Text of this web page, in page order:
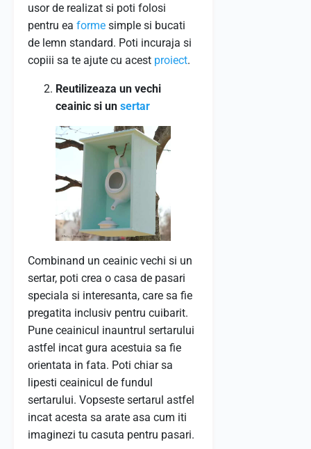
usor de realizat si poti folosi
pentru ea forme simple si bucati
de lemn standard. Poti incuraja si
copiii sa te ajute cu acest proiect.
Reutilizeaza un vechi
ceainic si un sertar
Combinand un ceainic vechi si un
sertar, poti crea o casa de pasari
speciala si interesanta, care sa fie
pregatita inclusiv pentru cuibarit.
Pune ceainicul inauntrul sertarului
astfel incat gura acestuia sa fie
orientata in fata. Poti chiar sa
lipesti ceainicul de fundul
sertarului. Vopseste sertarul astfel
incat acesta sa arate asa cum iti
imaginezi tu casuta pentru pasari.